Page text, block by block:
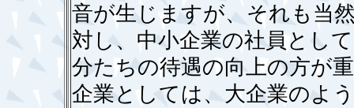
音が生じますが、それも当
対し、中小企業の社員とし
分たちの待遇の向上の方が
企業としては、大企業のよ